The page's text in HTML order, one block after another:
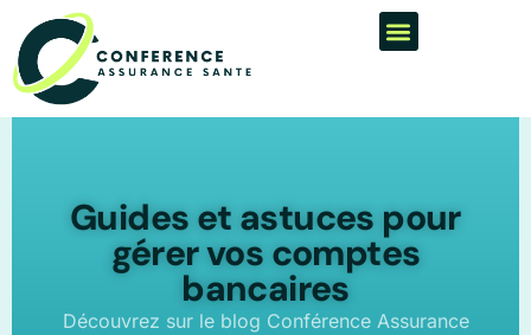
Guides et astuces pour
gérer vos comptes
bancaires
Découvrez sur le blog Conférence Assurance